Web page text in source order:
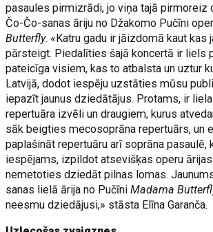
pasaules pirmizrādi, jo viņa tajā pirmoreiz
Čo-Čo-sanas āriju no Džakomo Pučīni
Butterfly. «Katru gadu ir jāizdomā kaut kas
pārsteigt. Piedalīties šajā koncertā ir liels
pateicīga visiem, kas to atbalsta un uztur
Latvijā, dodot iespēju uzstāties mūsu
iepazīt jaunus dziedātājus. Protams, ir
repertuāra izvēli un draugiem, kurus
sāk beigties mecosoprāna repertuārs, un
paplašināt repertuāru arī soprāna pasaulē,
iespējams, izpildot atsevišķas operu
nemetoties dziedāt pilnas lomas.
sanas lielā ārija no PučīniMadama
neesmu dziedājusi,» stāsta Elīna Garanča.